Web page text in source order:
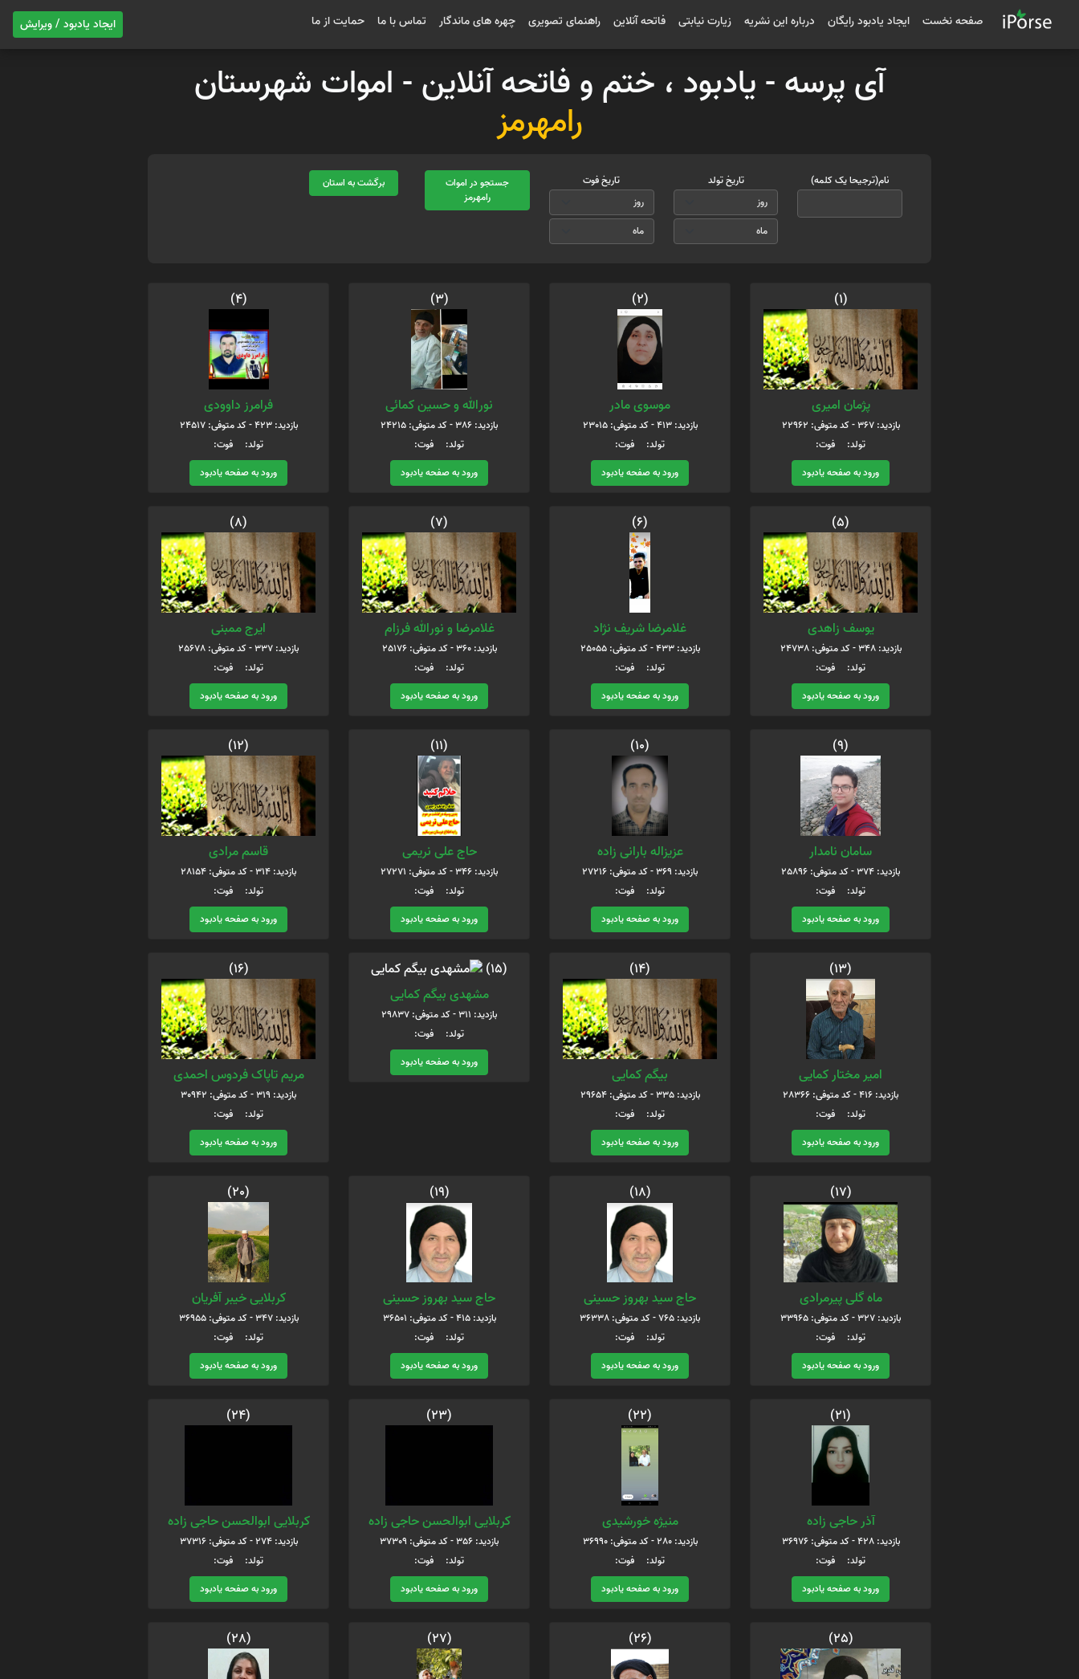
ایجاد یادبود / ویرایش صفحه نخست ایجاد یادبود رایگان درباره این نشریه زیارت نیابتی فاتحه آنلاین راهنمای تصویری چهره های ماندگار تماس با ما حمایت از ما
آی پرسه - یادبود ، ختم و فاتحه آنلاین - اموات شهرستان
رامهرمز
نام(ترجیحا یک کلمه) تاریخ تولد تاریخ فوت
جستجو در اموات
رامهرمز
برگشت به استان
(1)
پژمان امیری
بازدید: 367 - کد متوفی: 22962
تولد: فوت:
ورود به صفحه یادبود
(2)
موسوی مادر
بازدید: 413 - کد متوفی: 23015
تولد: فوت:
ورود به صفحه یادبود
(3)
نورالله و حسین کمائی
بازدید: 386 - کد متوفی: 24215
تولد: فوت:
ورود به صفحه یادبود
(4)
فرامرز داوودی
بازدید: 423 - کد متوفی: 24517
تولد: فوت:
ورود به صفحه یادبود
(5)
یوسف زاهدی
بازدید: 348 - کد متوفی: 24738
تولد: فوت:
ورود به صفحه یادبود
(6)
غلامرضا شریف نژاد
بازدید: 433 - کد متوفی: 25055
تولد: فوت:
ورود به صفحه یادبود
(7)
غلامرضا و نورالله فرزام
بازدید: 360 - کد متوفی: 25176
تولد: فوت:
ورود به صفحه یادبود
(8)
ایرج ممبنی
بازدید: 337 - کد متوفی: 25678
تولد: فوت:
ورود به صفحه یادبود
(9)
سامان نامدار
بازدید: 374 - کد متوفی: 25896
تولد: فوت:
ورود به صفحه یادبود
(10)
عزیزاله بارانی زاده
بازدید: 369 - کد متوفی: 27216
تولد: فوت:
ورود به صفحه یادبود
(11)
حاج علی نریمی
بازدید: 346 - کد متوفی: 27271
تولد: فوت:
ورود به صفحه یادبود
(12)
قاسم مرادی
بازدید: 314 - کد متوفی: 28154
تولد: فوت:
ورود به صفحه یادبود
(13)
امیر مختار کمایی
بازدید: 416 - کد متوفی: 28366
تولد: فوت:
ورود به صفحه یادبود
(14)
بیگم کمایی
بازدید: 335 - کد متوفی: 29654
تولد: فوت:
ورود به صفحه یادبود
(15)
مشهدی بیگم کمایی
بازدید: 311 - کد متوفی: 29837
تولد: فوت:
ورود به صفحه یادبود
(16)
مریم تاپاک فردوس احمدی
بازدید: 319 - کد متوفی: 30942
تولد: فوت:
ورود به صفحه یادبود
(17)
ماه گلی پیرمرادی
بازدید: 327 - کد متوفی: 33965
تولد: فوت:
ورود به صفحه یادبود
(18)
حاج سید بهروز حسینی
بازدید: 765 - کد متوفی: 36338
تولد: فوت:
ورود به صفحه یادبود
(19)
حاج سید بهروز حسینی
بازدید: 415 - کد متوفی: 36501
تولد: فوت:
ورود به صفحه یادبود
(20)
کربلایی خیبر آفریان
بازدید: 347 - کد متوفی: 36955
تولد: فوت:
ورود به صفحه یادبود
(21)
آذر حاجی زاده
بازدید: 428 - کد متوفی: 36976
تولد: فوت:
ورود به صفحه یادبود
(22)
منیژه خورشیدی
بازدید: 280 - کد متوفی: 36990
تولد: فوت:
ورود به صفحه یادبود
(23)
کربلایی ابوالحسن حاجی زاده
بازدید: 356 - کد متوفی: 37309
تولد: فوت:
ورود به صفحه یادبود
(24)
کربلایی ابوالحسن حاجی زاده
بازدید: 274 - کد متوفی: 37316
تولد: فوت:
ورود به صفحه یادبود
(25)
(26)
(27)
(28)